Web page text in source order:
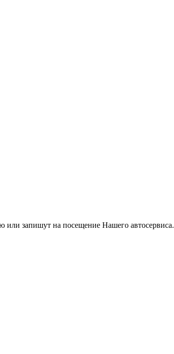
или запишут на посещение Нашего автосервиса.